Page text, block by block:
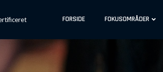
FORSIDE FOKUSOMRÅDER